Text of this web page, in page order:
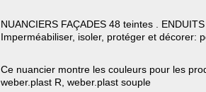
NUANCIERS FAÇADES 48 teintes .
Imperméabiliser, isoler, protéger et décorer:
Ce nuancier montre les couleurs pour les
weber.plast R, weber.plast souple